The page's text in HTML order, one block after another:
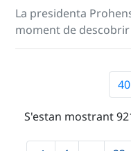
La presidenta
moment de
S'estan mostrant